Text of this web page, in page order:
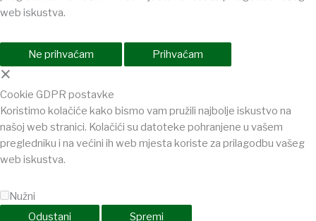
web iskustva.
Ne prihvaćam Prihvaćam
×
Cookie GDPR postavke
Koristimo kolačiće kako bismo vam pružili najbolje iskustvo na
našoj web stranici. Kolačići su datoteke pohranjene u vašem
pregledniku i na većini ih web mjesta koriste za prilagodbu vašeg
web iskustva.
Nužni
Odustani
Spremi